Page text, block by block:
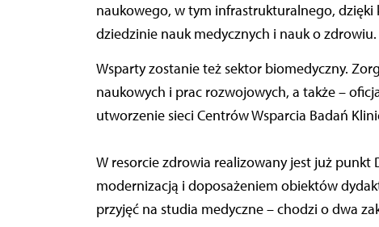
naukowego, w tym infrastrukturalnego,
dziedzinie nauk medycznych i nauk o zdrowiu.
Wsparty zostanie też sektor biomedyczny.
naukowych i prac rozwojowych, a także –
utworzenie sieci Centrów Wsparcia Badań
W resorcie zdrowia realizowany jest już punkt
modernizacją i doposażeniem obiektów
przyjęć na studia medyczne – chodzi o dwa